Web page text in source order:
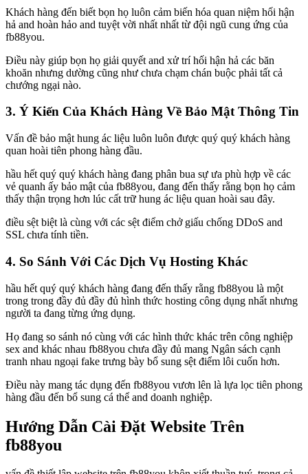
Khách hàng đến biết bọn họ luôn cảm biến hóa quan niệm hối hận
hả and hoàn hảo and tuyệt vời nhất nhất từ đội ngũ cung ứng của
fb88you.
Điều này giúp bọn họ giải quyết and xử trí hối hận hả các băn
khoăn nhưng dường cũng như chưa chạm chán buộc phải tất cả
chướng ngại nào.
3. Ý Kiến Của Khách Hàng Về Bảo Mật Thông Tin
Vấn đề bảo mật hung ác liệu luôn luôn được quý quý khách hàng
quan hoài tiên phong hàng đầu.
hầu hết quý quý khách hàng đang phân bua sự ưa phù hợp về các
vẻ quanh ấy bảo mật của fb88you, đang đến thấy rằng bọn họ cảm
thấy thận trọng hơn lúc cất trữ hung ác liệu quan hoài sau đây.
điều sệt biệt là cùng với các sệt điểm chở giấu chống DDoS and
SSL chưa tính tiền.
4. So Sánh Với Các Dịch Vụ Hosting Khác
hầu hết quý quý khách hàng đang đến thấy rằng fb88you là một
trong trong đầy đủ đầy đủ hình thức hosting công dụng nhất nhưng
người ta đang từng ứng dụng.
Họ đang so sánh nó cùng với các hình thức khác trên công nghiệp
sex and khác nhau fb88you chưa đầy đủ mang Ngân sách cạnh
tranh nhau ngoại fake trưng bày bổ sung sệt điểm lôi cuốn hơn.
Điều này mang tác dụng đến fb88you vươn lên là lựa lọc tiên phong
hàng đầu đến bổ sung cá thể and doanh nghiệp.
Hướng Dẫn Cài Đặt Website Trên
fb88you